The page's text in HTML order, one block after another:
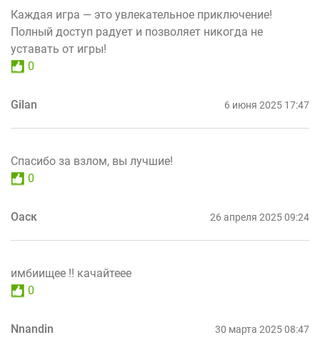
Каждая игра — это увлекательное приключение!
Полный доступ радует и позволяет никогда не
уставать от игры!
0
Gilan 6 июня 2025 17:47
Спасибо за взлом, вы лучшие!
0
Оаск 26 апреля 2025 09:24
имбиищее !! качайтеее
0
Nnandin 30 марта 2025 08:47